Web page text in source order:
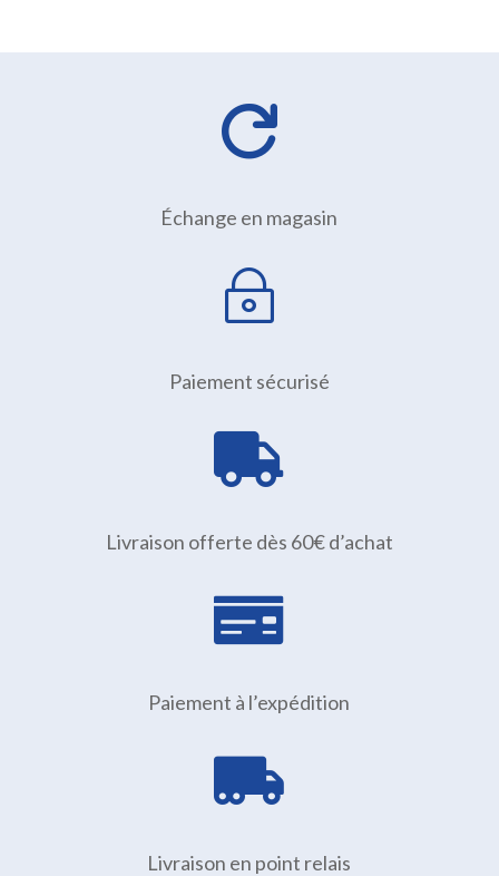

Échange en magasin
~
Paiement sécurisé

Livraison offerte dès 60€ d’achat

Paiement à l’expédition

Livraison en point relais